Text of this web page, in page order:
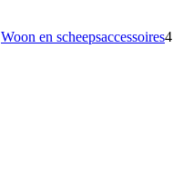
Woon en scheepsaccessoires4